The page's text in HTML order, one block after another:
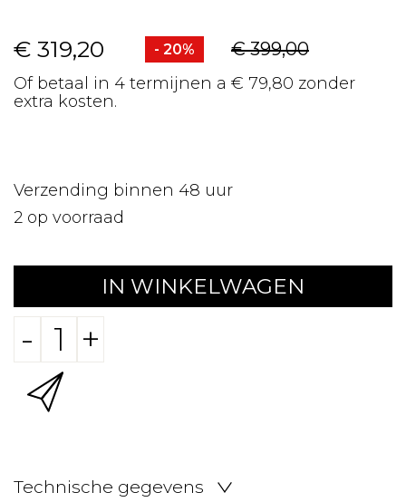
€ 319,20 - 20% € 399,00
Of betaal in 4 termijnen a € 79,80 zonder
extra kosten.
Verzending binnen 48 uur
2 op voorraad
IN WINKELWAGEN
- +
Technische gegevens